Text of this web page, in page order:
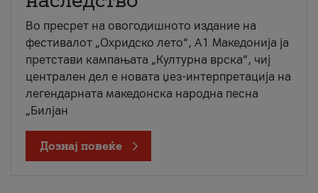
Во пресрет на овогодишното издание на
фестивалот „Охридско лето“, А1 Македонија ја
претстави кампањата „Културна врска“, чиј
централен дел е новата џез-интерпретација на
легендарната македонска народна песна
„Билјан
Дознај повеќе